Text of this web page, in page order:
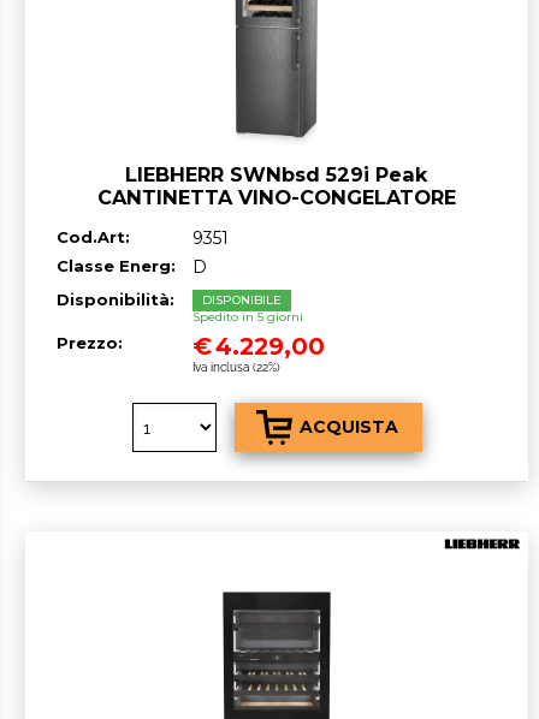
LIEBHERR SWNbsd 529i Peak
CANTINETTA VINO-CONGELATORE
classe D GARANZIA ITALIA RICHIEDI UN
Cod.Art: 9351
Classe Energ: D
Disponibilità:
DISPONIBILE
Spedito in 5 giorni
Prezzo: €4.229,00
Iva inclusa (22%)